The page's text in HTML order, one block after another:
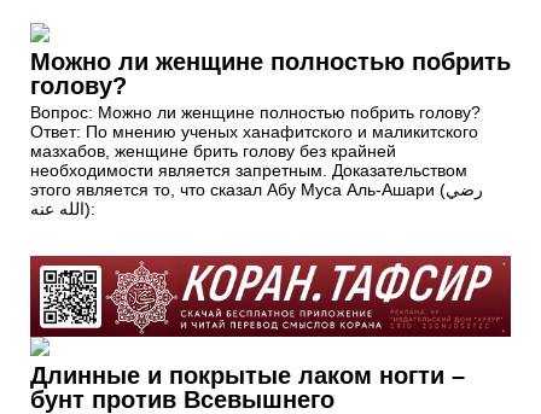
Можно ли женщине полностью побрить
голову?
Вопрос: Можно ли женщине полностью побрить голову?
Ответ: По мнению ученых ханафитского и маликитского
мазхабов, женщине брить голову без крайней
необходимости является запретным. Доказательством
этого является то, что сказал Абу Муса Аль-Ашари (رضي
الله عنه):
Длинные и покрытые лаком ногти –
бунт против Всевышнего